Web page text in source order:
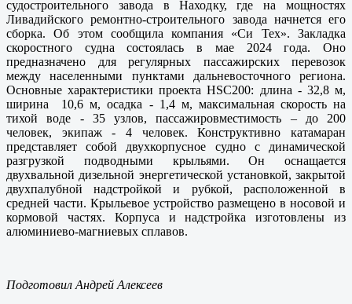
судостроительного завода в Находку, где на мощностях
Ливадийского ремонтно-строительного завода начнется его
сборка. Об этом сообщила компания «Си Тех». Закладка
скоростного судна состоялась в мае 2024 года. Оно
предназначено для регулярных пассажирских перевозок
между населенными пунктами дальневосточного региона.
Основные характеристики проекта HSC200: длина - 32,8 м,
ширина 10,6 м, осадка - 1,4 м, максимальная скорость на
тихой воде - 35 узлов, пассажировместимость – до 200
человек, экипаж - 4 человек. Конструктивно катамаран
представляет собой двухкорпусное судно с динамической
разгрузкой подводными крыльями. Он оснащается
двухвальной дизельной энергетической установкой, закрытой
двухпалубной надстройкой и рубкой, расположенной в
средней части. Крыльевое устройство размещено в носовой и
кормовой частях. Корпуса и надстройка изготовлены из
алюминиево-магниевых сплавов.
Подготовил Андрей Алексеев